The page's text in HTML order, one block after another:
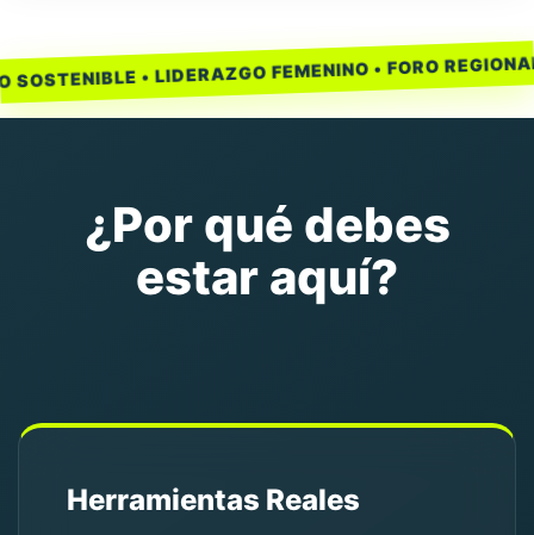
• LIDERAZGO FEMENINO • FORO REGIONAL •
¿Por qué debes
estar aquí?
Herramientas Reales